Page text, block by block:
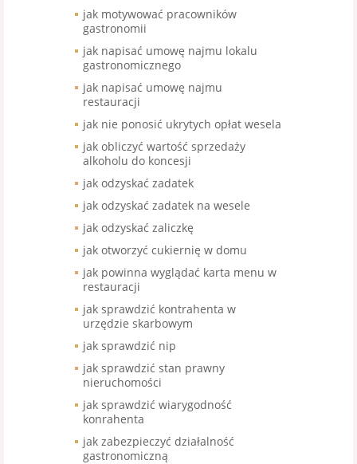
jak motywować pracowników
gastronomii
jak napisać umowę najmu lokalu
gastronomicznego
jak napisać umowę najmu
restauracji
jak nie ponosić ukrytych opłat wesela
jak obliczyć wartość sprzedaży
alkoholu do koncesji
jak odzyskać zadatek
jak odzyskać zadatek na wesele
jak odzyskać zaliczkę
jak otworzyć cukiernię w domu
jak powinna wyglądać karta menu w
restauracji
jak sprawdzić kontrahenta w
urzędzie skarbowym
jak sprawdzić nip
jak sprawdzić stan prawny
nieruchomości
jak sprawdzić wiarygodność
konrahenta
jak zabezpieczyć działalność
gastronomiczną